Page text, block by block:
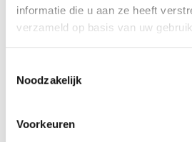
informatie die u aan ze heeft
verzameld op basis van uw
Noodzakelijk
Voorkeuren